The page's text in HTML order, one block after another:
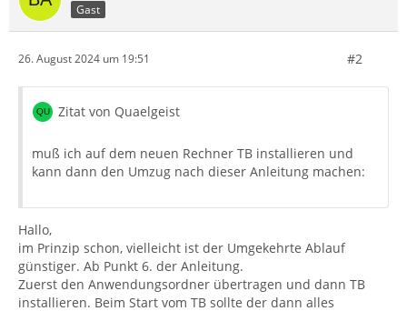
Gast
26. August 2024 um 19:51 #2
Zitat von Quaelgeist
muß ich auf dem neuen Rechner TB installieren und
kann dann den Umzug nach dieser Anleitung machen:
Hallo,
im Prinzip schon, vielleicht ist der Umgekehrte Ablauf
günstiger. Ab Punkt 6. der Anleitung.
Zuerst den Anwendungsordner übertragen und dann TB
installieren. Beim Start vom TB sollte der dann alles